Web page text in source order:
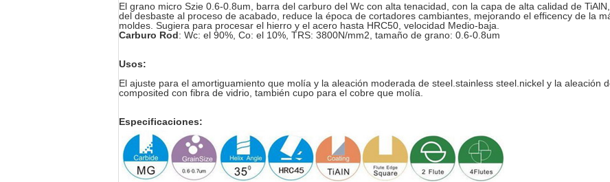
El grano micro Szie 0.6-0.8um, barra del carburo del Wc con alta tenacidad, con la capa de alta calidad de
del desbaste al proceso de acabado, reduce la época de cortadores cambiantes, mejorando el efficency de la
moldes. Sugiera para procesar el hierro y el acero hasta HRC50, velocidad Medio-baja.
Carburo Rod: Wc: el 90%, Co: el 10%, TRS: 3800N/mm2, tamaño de grano: 0.6-0.8um
Usos:
El ajuste para el amortiguamiento que molía y la aleación moderada de steel.stainless steel.nickel y la aleación
composited con fibra de vidrio, también cupo para el cobre que molía.
Especificaciones: